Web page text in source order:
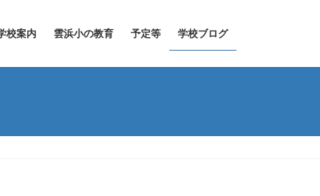
校案内 雲浜小の教育 予定等 学校ブログ